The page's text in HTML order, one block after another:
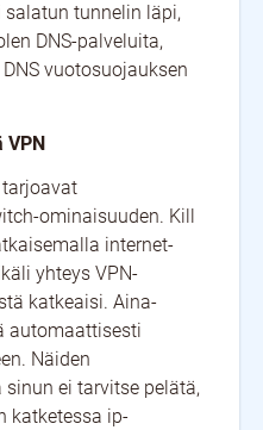
salatun tunnelin läpi,
DNS-palveluita,
vuotosuojauksen
VPN
tarjoavat
ominaisuuden. Kill
internet-
yhteys VPN-
katkeaisi. Aina-
automaattisesti
Näiden
ei tarvitse pelätä,
katketessa ip-